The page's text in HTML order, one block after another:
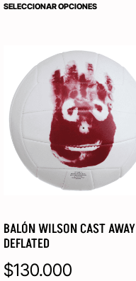
SELECCIONAR OPCIONES
BALÓN WILSON CAST AWAY
DEFLATED
$130.000